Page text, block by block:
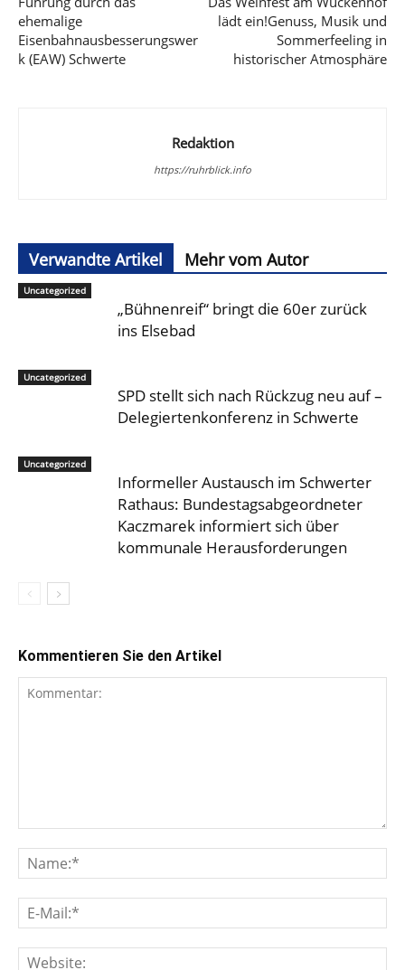
ehemalige
Eisenbahnausbesserungswer
k (EAW) Schwerte
lädt ein!Genuss, Musik und
Sommerfeeling in
historischer Atmosphäre
Redaktion
https://ruhrblick.info
Verwandte Artikel Mehr vom Autor
Uncategorized
„Bühnenreif“ bringt die 60er zurück
ins Elsebad
Uncategorized
SPD stellt sich nach Rückzug neu auf –
Delegiertenkonferenz in Schwerte
Uncategorized
Informeller Austausch im Schwerter
Rathaus: Bundestagsabgeordneter
Kaczmarek informiert sich über
kommunale Herausforderungen
Kommentieren Sie den Artikel